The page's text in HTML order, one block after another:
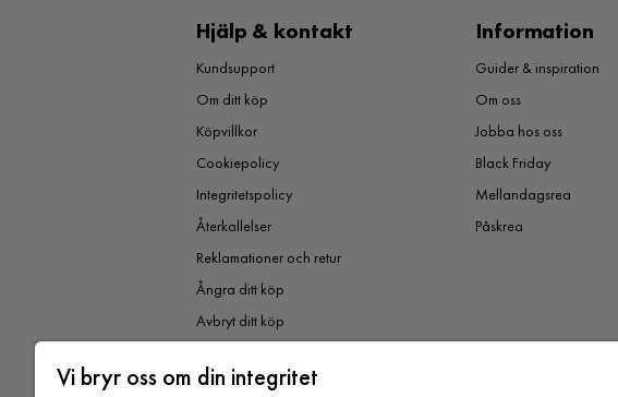
Hjälp & kontakt
Kundsupport
Om ditt köp
Köpvillkor
Cookiepolicy
Integritetspolicy
Återkallelser
Reklamationer och retur
Ångra ditt köp
Avbryt ditt köp
Information
Guider & inspiration
Om oss
Jobba hos oss
Black Friday
Mellandagsrea
Påskrea
Vi bryr oss om din integritet